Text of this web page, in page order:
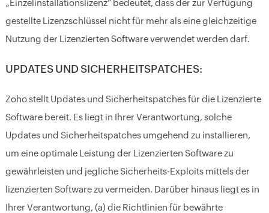
„Einzelinstallationslizenz“ bedeutet, dass der zur Verfügung
gestellte Lizenzschlüssel nicht für mehr als eine gleichzeitige
Nutzung der Lizenzierten Software verwendet werden darf.
UPDATES UND SICHERHEITSPATCHES:
Zoho stellt Updates und Sicherheitspatches für die Lizenzierte
Software bereit. Es liegt in Ihrer Verantwortung, solche
Updates und Sicherheitspatches umgehend zu installieren,
um eine optimale Leistung der Lizenzierten Software zu
gewährleisten und jegliche Sicherheits-Exploits mittels der
lizenzierten Software zu vermeiden. Darüber hinaus liegt es in
Ihrer Verantwortung, (a) die Richtlinien für bewährte